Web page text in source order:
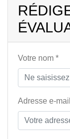
Votre nom *
Adresse e-